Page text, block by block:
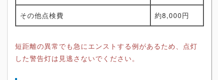
その他点検費 約8,000円
短距離の異常でも急にエンストする例があるため、点灯
した警告灯は見逃さないでください。